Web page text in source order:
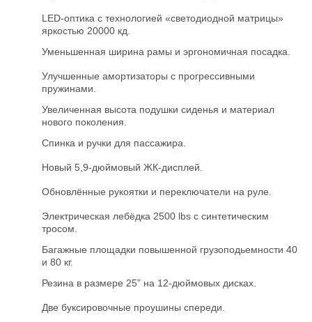
LED-оптика с технологией «светодиодной матрицы»
яркостью 20000 кд.
Уменьшенная ширина рамы и эргономичная посадка.
Улучшенные амортизаторы с прогрессивными
пружинами.
Увеличенная высота подушки сиденья и материал
нового поколения.
Спинка и ручки для пассажира.
Новый 5,9-дюймовый ЖК-дисплей.
Обновлённые рукоятки и переключатели на руле.
Электрическая лебёдка 2500 lbs с синтетическим
тросом.
Багажные площадки повышенной грузоподьемности 40
и 80 кг.
Резина в размере 25” на 12-дюймовых дисках.
Две буксировочные проушины спереди.